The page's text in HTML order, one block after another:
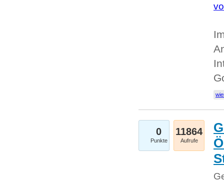
0
Punkte
11864
Aufrufe